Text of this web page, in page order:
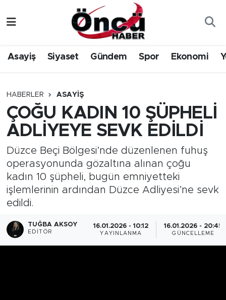
Asayiş Siyaset Gündem Spor Ekonomi
HABERLER ASAYIŞ
ÇOĞU KADIN 10 ŞÜPHELİ
ADLİYEYE SEVK EDİLDİ
Düzce Beçi Bölgesi’nde düzenlenen fuhuş
operasyonunda gözaltına alınan çoğu
kadın 10 şüpheli, bugün emniyetteki
işlemlerinin ardından Düzce Adliyesi’ne sevk
edildi.
TUĞBA AKSOY
EDITÖR
16.01.2026 - 10:12
YAYINLANMA
16.01.2026 - 20:45
GÜNCELLEME
Gündem
Sağlık & Çevre
Spor
Yerel Haber
Öncü Radyo Dinle
Düzce Nöbetçi Eczaneler
Düzce Hava Durumu
Düzce Namaz Vakitleri
Düzce Trafik Yoğunluk Haritası
Tüm Manşetler
Son Dakika Haberleri